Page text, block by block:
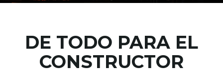
DE TODO PARA EL
CONSTRUCTOR